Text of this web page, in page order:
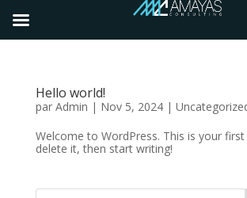
Hello world!
par Admin | Nov 5, 2024|
Welcome to WordPress. This is your
delete it, then start writing!